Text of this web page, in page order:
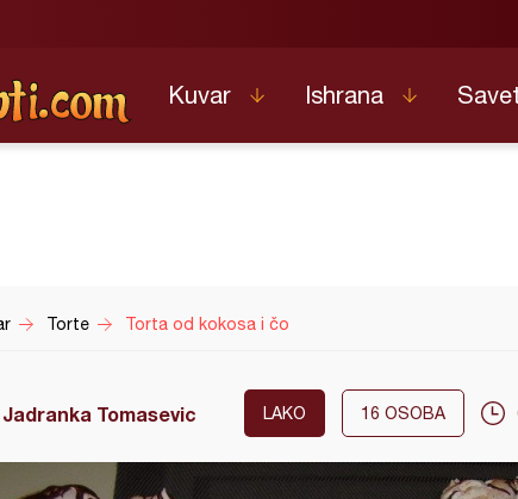
Kuvar Ishrana
Torte Torta od kokosa i čo
Jadranka Tomasevic LAKO 16 OSOBA